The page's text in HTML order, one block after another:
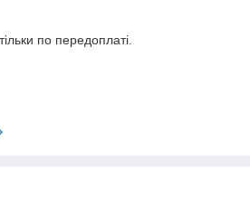
по передоплаті.